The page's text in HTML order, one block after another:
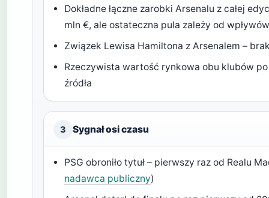
Dokładne łączne zarobki Arsenalu z całej
mln €, ale ostateczna pula zależy od
Związek Lewisa Hamiltona z Arsenalem –
Rzeczywista wartość rynkowa obu klubów
źródła
3 Sygnał osi czasu
PSG obroniło tytuł – pierwszy raz od Realu
nadawca publiczny)